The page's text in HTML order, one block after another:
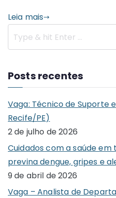
Leia mais
Posts recentes
Vaga: Técnico de Suporte
Recife/PE)
2 de julho de 2026
Cuidados com a saúde em
previna dengue, gripes e
9 de abril de 2026
Vaga – Analista de